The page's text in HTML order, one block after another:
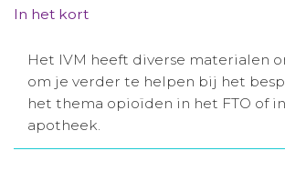
Contact
Winkelwagentje
Aanmelden nieuwsbrief
In het kort
Het IVM heeft diverse materialen
om je verder te helpen bij het
het thema opioïden in het FTO of
apotheek.